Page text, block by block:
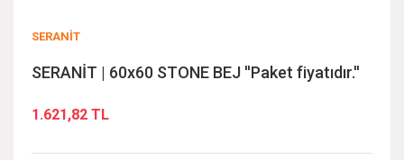
SERANİT
SERANİT | 60x60 STONE BEJ ''Paket fiyatıdır.''
1.621,82 TL